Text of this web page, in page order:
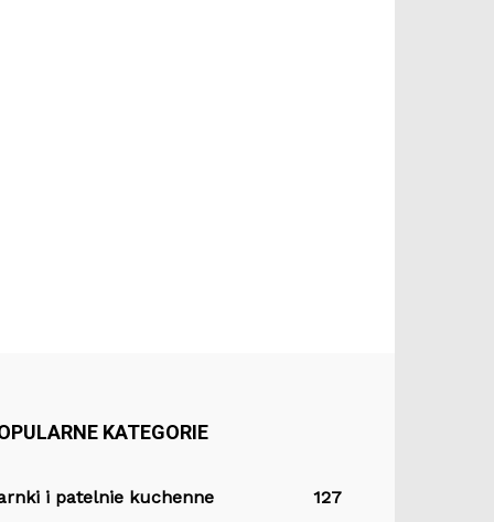
KATEGORIE
i patelnie kuchenne
127